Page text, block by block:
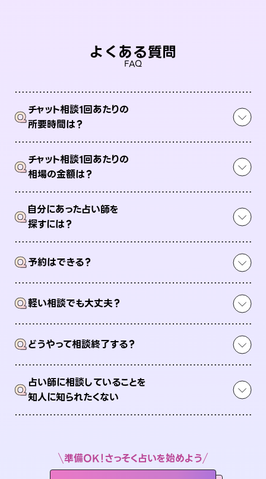
よくある質問
FAQ
Qチャット相談1回あたりの
所要時間は？
Qチャット相談1回あたりの
相場の金額は？
Q自分にあった占い師を
探すには？
Q予約はできる？
Q軽い相談でも大丈夫？
Qどうやって相談終了する？
Q占い師に相談していることを
知人に知られたくない
準備OK！さっそく占いを始めよう